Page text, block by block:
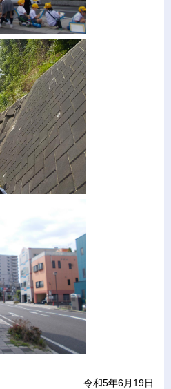
令和5年6月19日